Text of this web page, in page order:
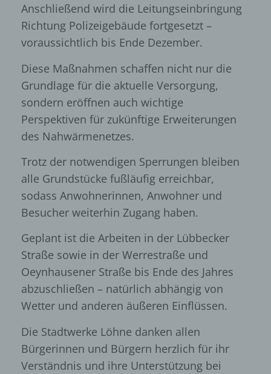
Anschließend wird die Leitungseinbringung
Richtung Polizeigebäude fortgesetzt –
voraussichtlich bis Ende Dezember.
Diese Maßnahmen schaffen nicht nur die
Grundlage für die aktuelle Versorgung,
sondern eröffnen auch wichtige
Perspektiven für zukünftige Erweiterungen
des Nahwärmenetzes.
Trotz der notwendigen Sperrungen bleiben
alle Grundstücke fußläufig erreichbar,
sodass Anwohnerinnen, Anwohner und
Besucher weiterhin Zugang haben.
Geplant ist die Arbeiten in der Lübbecker
Straße sowie in der Werrestraße und
Oeynhausener Straße bis Ende des Jahres
abzuschließen – natürlich abhängig von
Wetter und anderen äußeren Einflüssen.
Die Stadtwerke Löhne danken allen
Bürgerinnen und Bürgern herzlich für ihr
Verständnis und ihre Unterstützung bei